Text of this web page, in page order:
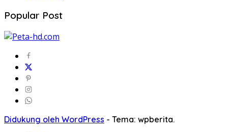
Popular Post
Didukung oleh WordPress - Tema: wpberita.